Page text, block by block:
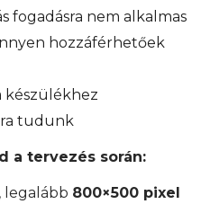
fogadásra nem alkalmas
hozzáférhetőek
készülékhez
tudunk
a tervezés során:
legalább 800×500 pixel